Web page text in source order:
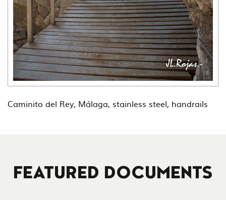
Caminito del Rey, Málaga, stainless steel, handrails
FEATURED DOCUMENTS